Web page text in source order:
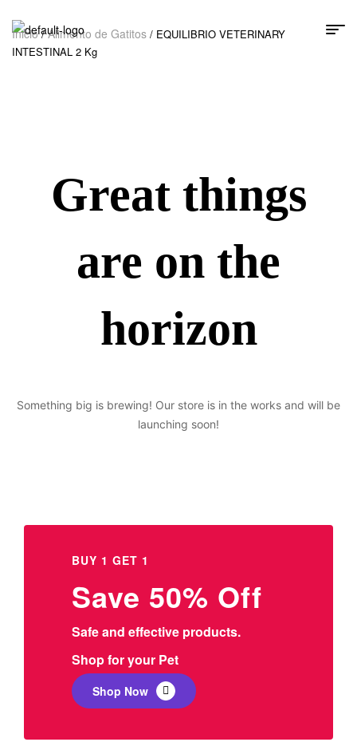
Inicio/Alimento de Gatitos / EQUILIBRIO VETERINARY
INTESTINAL 2 Kg
Great things
are on the
horizon
Something big is brewing! Our store is in the works and will be
launching soon!
BUY 1 GET 1
Save 50% Off
Safe and effective products.
Shop for your Pet
Shop Now